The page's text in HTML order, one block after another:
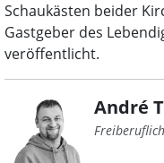
Schaukästen beider
Gastgeber des
veröffentlicht.
André